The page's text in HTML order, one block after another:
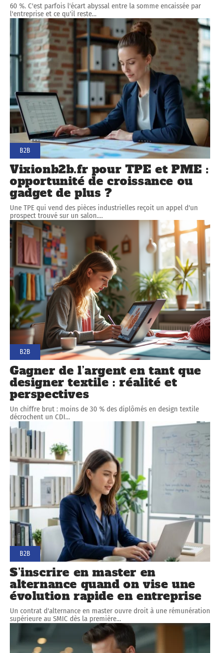
60 %. C'est parfois l'écart abyssal entre la somme encaissée par
l'entreprise et ce qu'il reste…
B2B
Vixionb2b.fr pour TPE et PME :
opportunité de croissance ou
gadget de plus ?
Une TPE qui vend des pièces industrielles reçoit un appel d'un
prospect trouvé sur un salon.…
B2B
Gagner de l’argent en tant que
designer textile : réalité et
perspectives
Un chiffre brut : moins de 30 % des diplômés en design textile
décrochent un CDI…
B2B
S’inscrire en master en
alternance quand on vise une
évolution rapide en entreprise
Un contrat d'alternance en master ouvre droit à une rémunération
supérieure au SMIC dès la première…